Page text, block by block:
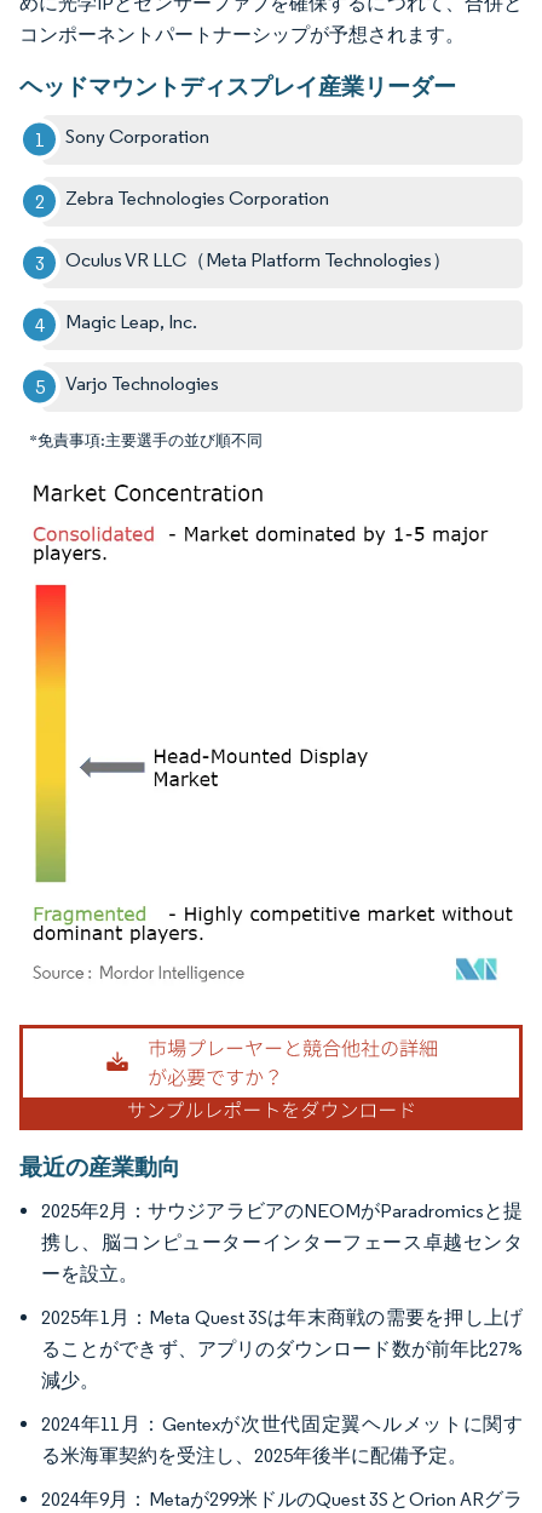
コンポーネントパートナーシップが予想されます。
ヘッドマウントディスプレイ産業リーダー
Sony Corporation
Zebra Technologies Corporation
Oculus VR LLC（Meta Platform Technologies）
Magic Leap, Inc.
Varjo Technologies
*免責事項:主要選手の並び順不同
画像 © Mordor Intelligence。再利用にはCC BY 4.0の表示が必要です。
最近の産業動向
2025年2月：サウジアラビアのNEOMがParadromicsと提
携し、脳コンピューターインターフェース卓越センタ
ーを設立。
2025年1月：Meta Quest 3Sは年末商戦の需要を押し上げ
ることができず、アプリのダウンロード数が前年比27%
減少。
2024年11月：Gentexが次世代固定翼ヘルメットに関す
る米海軍契約を受注し、2025年後半に配備予定。
2024年9月：Metaが299米ドルのQuest 3SとOrion ARグラ